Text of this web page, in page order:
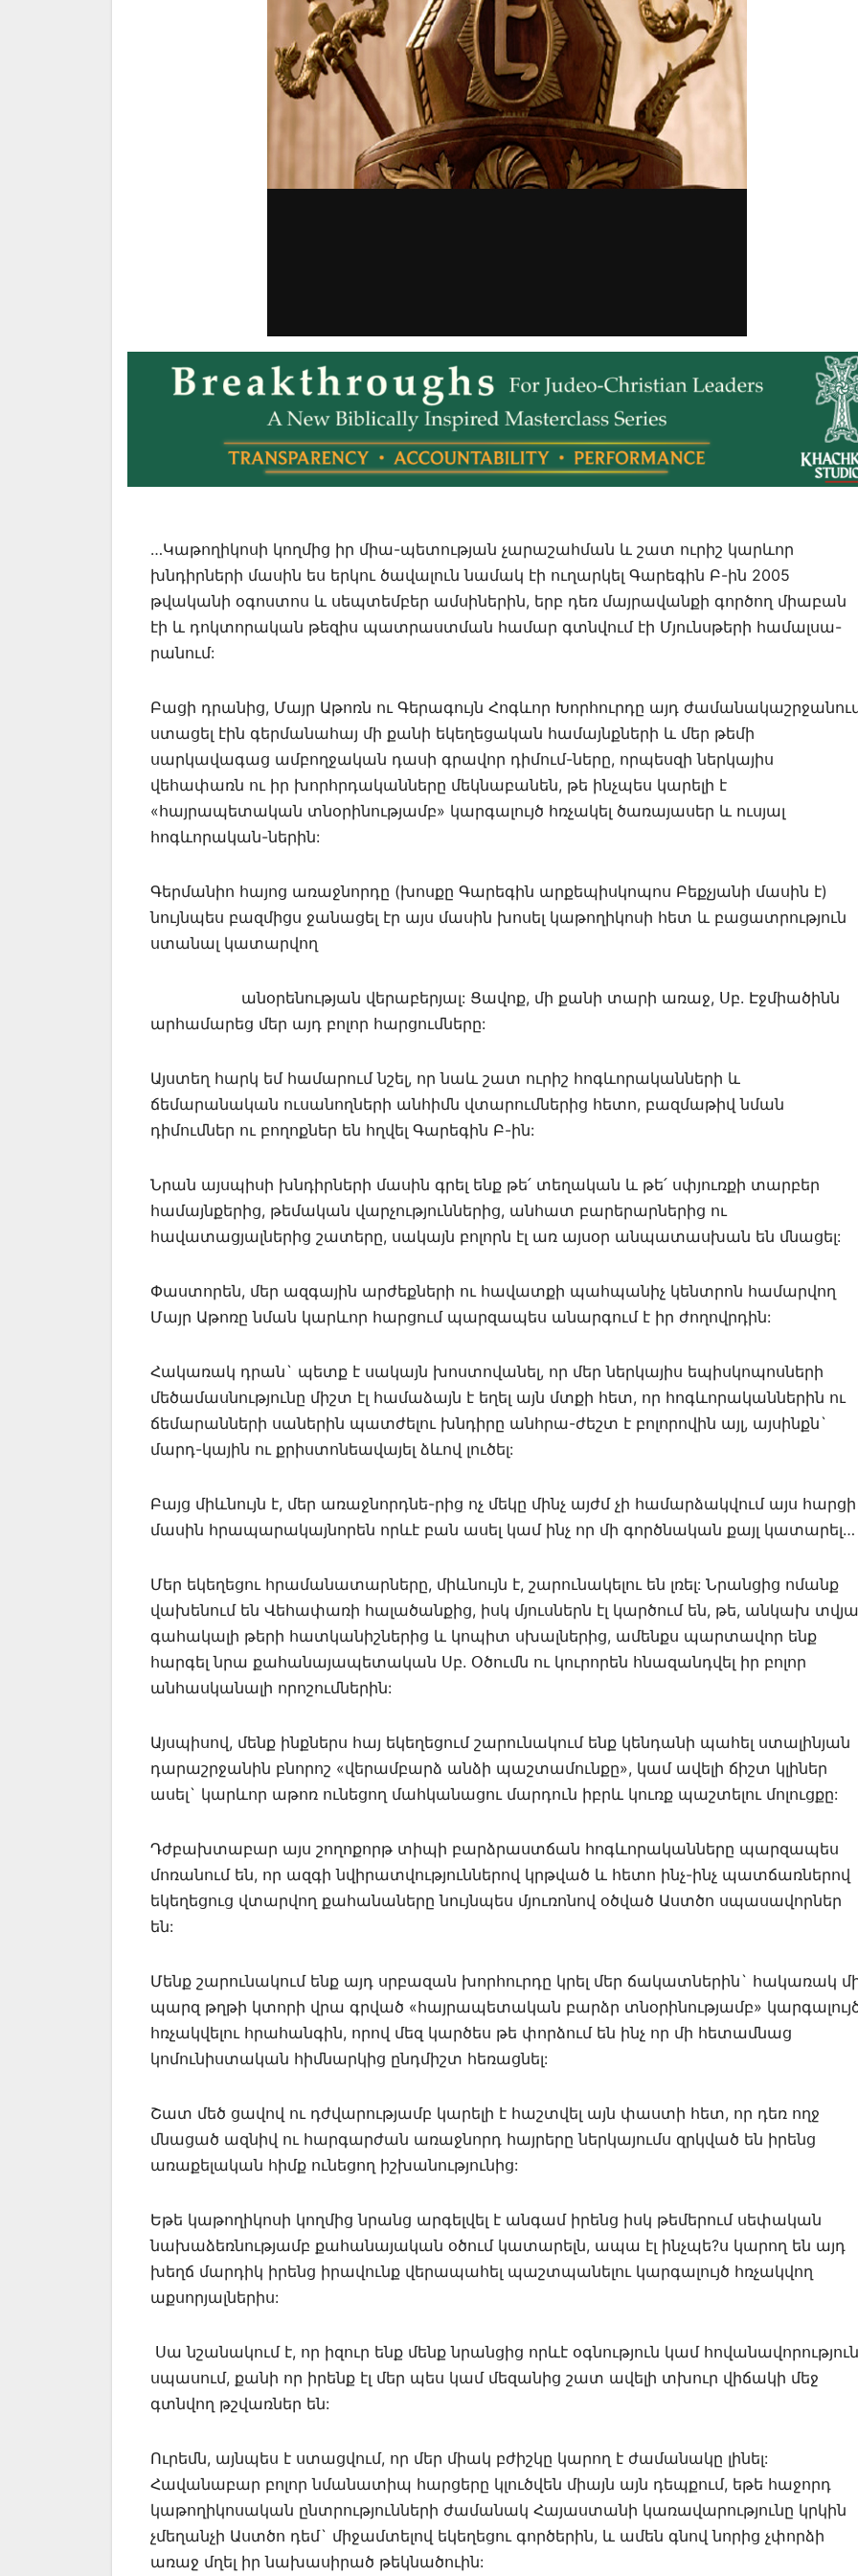
…Կաթողիկոսի կողմից իր միա-պետության չարաշահման և շատ ուրիշ կարևոր
խնդիրների մասին ես երկու ծավալուն նամակ էի ուղարկել Գարեգին Բ-ին 2005
թվականի օգոստոս և սեպտեմբեր ամսիներին, երբ դեռ մայրավանքի գործող միաբան
էի և դոկտորական թեզիս պատրաստման համար գտնվում էի Մյունսթերի համալսա-
րանում:
Բացի դրանից, Մայր Աթոռն ու Գերագույն Հոգևոր Խորհուրդը այդ
ստացել էին գերմանահայ մի քանի եկեղեցական համայնքների և մեր թեմի
սարկավագաց ամբողջական դասի գրավոր դիմում-ները, որպեսզի ներկայիս
վեհափառն ու իր խորհրդականները մեկնաբանեն, թե ինչպես կարելի է
«հայրապետական տնօրինությամբ» կարգալույծ հռչակել ծառայասեր և ուսյալ
հոգևորական-ներին:
Գերմանիո հայոց առաջնորդը (խոսքը Գարեգին արքեպիսկոպոս Բեքչյանի մասին է)
նույնպես բազմիցս ջանացել էր այս մասին խոսել կաթողիկոսի հետ և բացատրություն
ստանալ կատարվող
անօրենության վերաբերյալ: Ցավոք, մի քանի տարի առաջ, Սբ. Էջմիածինն
արհամարեց մեր այդ բոլոր հարցումները:
Այստեղ հարկ եմ համարում նշել, որ նաև շատ ուրիշ հոգևորականների և
ճեմարանական ուսանողների անհիմն վտարումներից հետո, բազմաթիվ նման
դիմումներ ու բողոքներ են հղվել Գարեգին Բ-ին:
Նրան այսպիսի խնդիրների մասին գրել ենք թե՛ տեղական և թե՛ սփյուռքի տարբեր
համայնքերից, թեմական վարչություններից, անհատ բարերարներից ու
հավատացյալներից շատերը, սակայն բոլորն էլ առ այսօր անպատասխան են մնացել:
Փաստորեն, մեր ազգային արժեքների ու հավատքի պահպանիչ կենտրոն համարվող
Մայր Աթոռը նման կարևոր հարցում պարզապես անարգում է իր ժողովրդին:
Հակառակ դրան` պետք է սակայն խոստովանել, որ մեր ներկայիս եպիսկոպոսների
մեծամասնությունը միշտ էլ համաձայն է եղել այն մտքի հետ, որ հոգևորականներին ու
ճեմարանների սաներին պատժելու խնդիրը անհրա-ժեշտ է բոլորովին այլ, այսինքն`
մարդ-կային ու քրիստոնեավայել ձևով լուծել:
Բայց միևնույն է, մեր առաջնորդնե-րից ոչ մեկը մինչ այժմ չի համարձակվում այս հարցի
մասին հրապարակայնորեն որևէ բան ասել կամ ինչ որ մի գործնական քայլ կատարել…
Մեր եկեղեցու հրամանատարները, միևնույն է, շարունակելու են լռել: Նրանցից ոմանք
վախենում են Վեհափառի հալածանքից, իսկ մյուսներն էլ կարծում են, թե, անկախ
գահակալի թերի հատկանիշներից և կոպիտ սխալներից, ամենքս պարտավոր ենք
հարգել նրա քահանայապետական Սբ. Օծումն ու կուրորեն հնազանդվել իր բոլոր
անհասկանալի որոշումներին:
Այսպիսով, մենք ինքներս հայ եկեղեցում շարունակում ենք կենդանի պահել ստալինյան
դարաշրջանին բնորոշ «վերամբարձ անձի պաշտամունքը», կամ ավելի ճիշտ կլիներ
ասել` կարևոր աթոռ ունեցող մահկանացու մարդուն իբրև կուռք պաշտելու մոլուցքը:
Դժբախտաբար այս շողոքորթ տիպի բարձրաստճան հոգևորականները պարզապես
մոռանում են, որ ազգի նվիրատվություններով կրթված և հետո ինչ-ինչ պատճառներով
եկեղեցուց վտարվող քահանաները նույնպես մյուռոնով օծված Աստծո սպասավորներ
են:
Մենք շարունակում ենք այդ սրբազան խորհուրդը կրել մեր ճակատներին` հակառակ
պարզ թղթի կտորի վրա գրված «հայրապետական բարձր տնօրինությամբ»
հռչակվելու հրահանգին, որով մեզ կարծես թե փորձում են ինչ որ մի հետամնաց
կոմունիստական հիմնարկից ընդմիշտ հեռացնել:
Շատ մեծ ցավով ու դժվարությամբ կարելի է հաշտվել այն փաստի հետ, որ դեռ ողջ
մնացած ազնիվ ու հարգարժան առաջնորդ հայրերը ներկայումս զրկված են իրենց
առաքելական հիմք ունեցող իշխանությունից:
Եթե կաթողիկոսի կողմից նրանց արգելվել է անգամ իրենց իսկ թեմերում սեփական
նախաձեռնությամբ քահանայական օծում կատարելն, ապա էլ ինչպե?ս կարող են այդ
խեղճ մարդիկ իրենց իրավունք վերապահել պաշտպանելու կարգալույծ հռչակվող
աքսորյալներիս:
Սա նշանակում է, որ իզուր ենք մենք նրանցից որևէ օգնություն կամ հովանավորություն
սպասում, քանի որ իրենք էլ մեր պես կամ մեզանից շատ ավելի տխուր վիճակի մեջ
գտնվող թշվառներ են:
Ուրեմն, այնպես է ստացվում, որ մեր միակ բժիշկը կարող է ժամանակը լինել:
Հավանաբար բոլոր նմանատիպ հարցերը կլուծվեն միայն այն դեպքում, եթե հաջորդ
կաթողիկոսական ընտրությունների ժամանակ Հայաստանի կառավարությունը կրկին
չմեղանչի Աստծո դեմ` միջամտելով եկեղեցու գործերին, և ամեն գնով նորից չփորձի
առաջ մղել իր նախասիրած թեկնածուին: